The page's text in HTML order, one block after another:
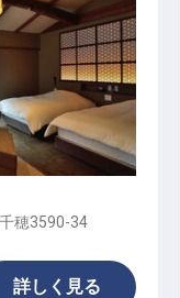
穂3590-34
詳しく見る